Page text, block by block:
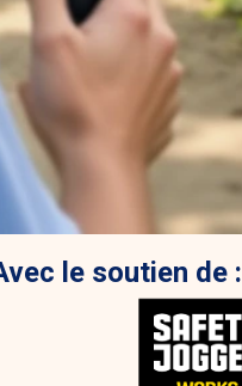
le soutien de :